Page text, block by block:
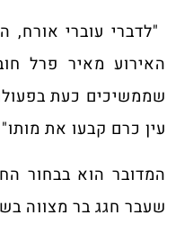
האירוע מאיר פרל
שממשיכים כעת
עין כרם קבעו את
המדובר הוא בבחור
שעבר חגג בר מצווה